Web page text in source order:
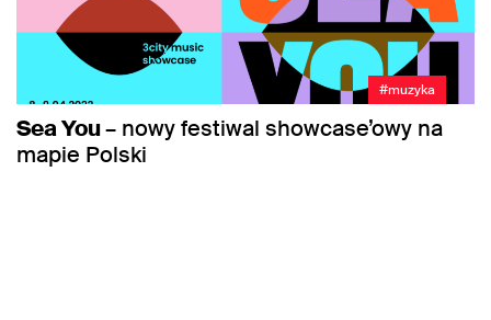
#muzyka
Sea You– nowy festiwal showcase’owy na
mapie Polski